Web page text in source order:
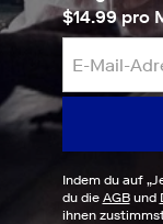
$14.99 pro
Indem du auf „
du die AGBund
ihnen